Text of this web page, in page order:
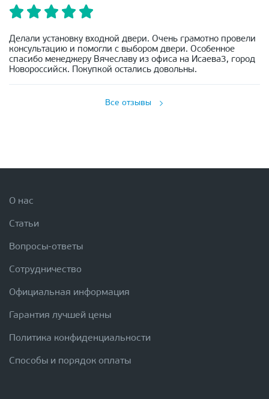
Делали установку входной двери. Очень грамотно провели
консультацию и помогли с выбором двери. Особенное
спасибо менеджеру Вячеславу из офиса на Исаева3, город
Новороссийск. Покупкой остались довольны.
Все отзывы
О нас
Статьи
Вопросы-ответы
Сотрудничество
Официальная информация
Гарантия лучшей цены
Политика конфиденциальности
Способы и порядок оплаты